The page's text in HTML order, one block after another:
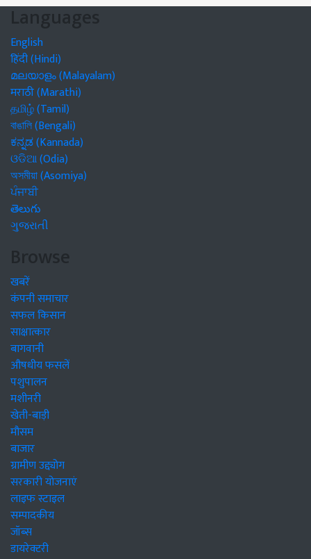
Languages
English
हिंदी (Hindi)
മലയാളം (Malayalam)
मराठी (Marathi)
தமிழ் (Tamil)
বাঙালি (Bengali)
ಕನ್ನಡ (Kannada)
ଓଡିଆ (Odia)
অসমীয়া (Asomiya)
ਪੰਜਾਬੀ
తెలుగు
ગુજરાતી
Browse
खबरें
कंपनी समाचार
सफल किसान
साक्षात्कार
बागवानी
औषधीय फसलें
पशुपालन
मशीनरी
खेती-बाड़ी
मौसम
बाजार
ग्रामीण उद्द्योग
सरकारी योजनाएं
लाइफ स्टाइल
सम्पादकीय
जॉब्स
डायरेक्टरी